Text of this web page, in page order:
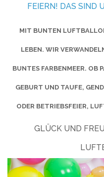
FEIERN! DAS SIND
MIT BUNTEN
LEBEN. WIR
BUNTES FARBENMEER. OB
GEBURT UND TAUFE,
ODER BETRIEBSFEIER,
GLÜCK UND